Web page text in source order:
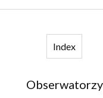
Index
Obserwatorzy